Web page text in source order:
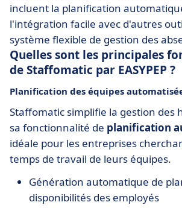
incluent la planification
l'intégration facile avec d'autres
système flexible de gestion des
Quelles sont les principales
de Staffomatic par EASYPEP ?
Planification des équipes
Staffomatic simplifie la gestion des
sa fonctionnalité de planification
idéale pour les entreprises
temps de travail de leurs équipes.
Génération automatique de
disponibilités des employés